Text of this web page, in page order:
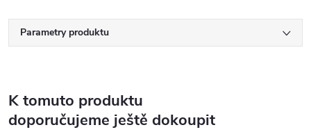
Parametry produktu
K tomuto produktu
doporučujeme ještě dokoupit